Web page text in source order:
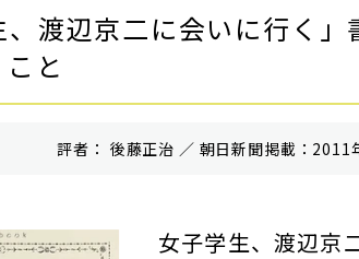
、渡辺京二に会いに行く
と
評者： 後藤正治 ／ 朝⽇新聞掲載：2011
女子学生、渡辺京